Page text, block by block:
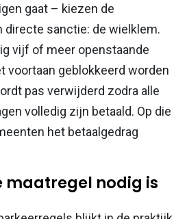
gaat – kiezen de
directe sanctie: de wielklem.
vijf of meer openstaande
voortaan geblokkeerd worden
pas verwijderd zodra alle
volledig zijn betaald. Op die
het betaalgedrag
maatregel nodig is